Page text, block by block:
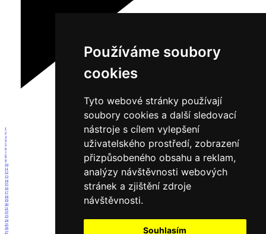
Používáme soubory
cookies
Tyto webové stránky používají
soubory cookies a další sledovací
nástroje s cílem vylepšení
uživatelského prostředí, zobrazení
přizpůsobeného obsahu a reklam,
analýzy návštěvnosti webových
stránek a zjištění zdroje
návštěvnosti.
Souhlasím
1
2
3
4
5
6
7
8
9
10
11
12
13
14
15
16
17
18
19
20
21
22
23
24
25
26
27